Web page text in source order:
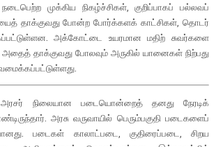
முக்கிய நிகழ்ச்சிகள், குறிப்பாகப் பல்லவப்
தாக்குவது போன்ற போர்க்களக் காட்சிகள், தொடர்
அக்கோட்டை உயரமான மதிற் சுவர்களை
தாக்குவது போலவும் அருகில் யானைகள் நிற்பது
அரசர் நிலையான படையொன்றைத் தனது நேரடிக்
அரசு வருவாயில் பெரும்பகுதி படைகளைப்
படைகள் காலாட்படை, குதிரைப்படை, சிறய